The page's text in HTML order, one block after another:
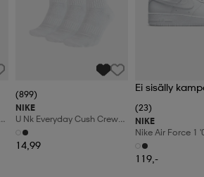
(899)
NIKE
U Nk Everyday Cush Crew
3pr
14,99
Ei sisälly
(23)
NIKE
Nike Air Force 1
Shoes
119,-